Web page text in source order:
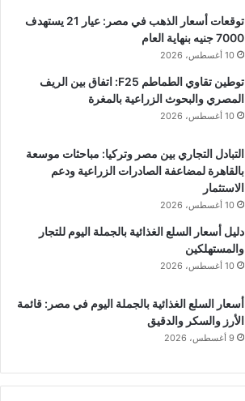
توقعات أسعار الذهب في مصر: عيار 21 يستهدف
7000 جنيه بنهاية العام
10 أغسطس، 2026
توطين تقاوي الطماطم F25: اتفاق بين الريف
المصري والبحوث الزراعية بالمغرة
10 أغسطس، 2026
التبادل التجاري بين مصر وتركيا: مباحثات موسعة
بالقاهرة لمضاعفة الصادرات الزراعية ودعم
الاستثمار
10 أغسطس، 2026
دليل أسعار السلع الغذائية بالجملة اليوم للتجار
والمستهلكين
10 أغسطس، 2026
أسعار السلع الغذائية بالجملة اليوم في مصر: قائمة
الأرز والسكر والدقيق
9 أغسطس، 2026